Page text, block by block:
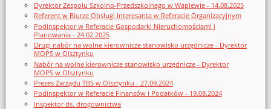
Dyrektor Zespołu Szkolno-Przedszkolnego w Waplewie - 14.08.2025
Referent w Biurze Obsługi Interesanta w Referacie Organizacyjnym
Podinspektor w Referacie Gospodarki Nieruchomościami i
Planowania - 24.02.2025
Drugi nabór na wolne kierownicze stanowisko urzędnicze - Dyrektor
MOPS w Olsztynku
Nabór na wolne kierownicze stanowisko urzędnicze - Dyrektor
MOPS w Olsztynku
Prezes Zarządu TBS w Olsztynku - 27.09.2024
Podinspektor w Referacie Finansów i Podatków - 19.08.2024
Inspektor ds. drogownictwa